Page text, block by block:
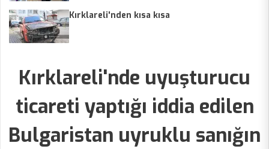
Kırklareli'nden kısa kısa
Kırklareli'nde uyuşturucu
ticareti yaptığı iddia edilen
Bulgaristan uyruklu sanığın